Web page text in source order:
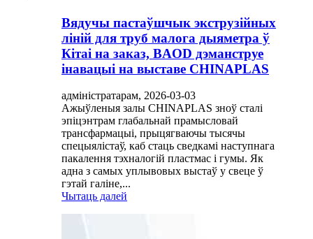
Вядучы пастаўшчык экструзійных
ліній для труб малога дыяметра ў
Кітаі на заказ, BAOD дэманструе
інавацыі на выставе CHINAPLAS
адміністратарам, 2026-03-03
Ажыўленыя залы CHINAPLAS зноў сталі
эпіцэнтрам глабальнай прамысловай
трансфармацыі, прыцягваючы тысячы
спецыялістаў, каб стаць сведкамі наступнага
пакалення тэхналогій пластмас і гумы. Як
адна з самых уплывовых выстаў у свеце ў
гэтай галіне,...
Чытаць далей